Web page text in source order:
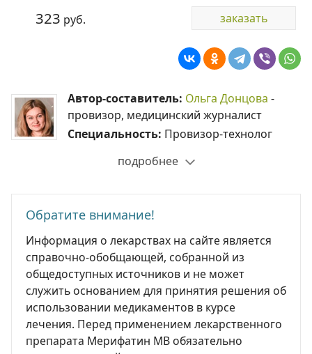
323 руб. заказать
Автор-составитель: Ольга Донцова -
провизор, медицинский журналист
Специальность: Провизор-технолог
подробнее
Обратите внимание!
Информация о лекарствах на сайте является
справочно-обобщающей, собранной из
общедоступных источников и не может
служить основанием для принятия решения об
использовании медикаментов в курсе
лечения. Перед применением лекарственного
препарата Мерифатин МВ обязательно